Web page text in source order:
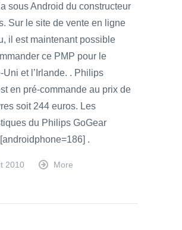
sous Android du constructeur
Sur le site de vente en ligne
il est maintenant possible
ce PMP pour le
Uni et l’Irlande. . Philips
en pré-commande au prix de
soit 244 euros. Les
du Philips GoGear
.
2010 More